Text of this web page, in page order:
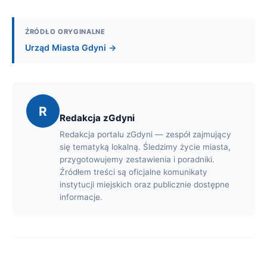
ŹRÓDŁO ORYGINALNE
Urząd Miasta Gdyni →
R Redakcja zGdyni
Redakcja portalu zGdyni — zespół zajmujący
się tematyką lokalną. Śledzimy życie miasta,
przygotowujemy zestawienia i poradniki.
Źródłem treści są oficjalne komunikaty
instytucji miejskich oraz publicznie dostępne
informacje.